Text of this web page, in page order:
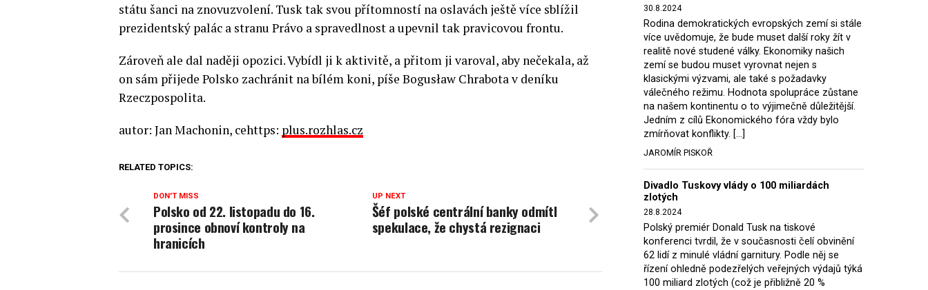
státu šanci na znovuzvolení. Tusk tak svou přítomností na oslavách ještě více sblížil
prezidentský palác a stranu Právo a spravedlnost a upevnil tak pravicovou frontu.
Zároveň ale dal naději opozici. Vybídl ji k aktivitě, a přitom ji varoval, aby nečekala, až
on sám přijede Polsko zachránit na bílém koni, píše Bogusław Chrabota v deníku
Rzeczpospolita.
autor: Jan Machonin, cehttps: plus.rozhlas.cz
RELATED TOPICS:
UP NEXT
Šéf polské centrální banky odmítl
spekulace, že chystá rezignaci
DON'T MISS
Polsko od 22. listopadu do 16.
prosince obnoví kontroly na
hranicích
30.8.2024
Rodina demokratických evropských zemí si stále
více uvědomuje, že bude muset další roky žít v
realitě nové studené války. Ekonomiky našich
zemí se budou muset vyrovnat nejen s
klasickými výzvami, ale také s požadavky
válečného režimu. Hodnota spolupráce zůstane
na našem kontinentu o to výjimečně důležitější.
Jedním z cílů Ekonomického fóra vždy bylo
zmírňovat konflikty. […]
JAROMÍR PISKOŘ
Divadlo Tuskovy vlády o 100 miliardách
zlotých
28.8.2024
Polský premiér Donald Tusk na tiskové
konferenci tvrdil, že v současnosti čelí obvinění
62 lidí z minulé vládní garnitury. Podle něj se
řízení ohledně podezřelých veřejných výdajů týká
100 miliard zlotých (což je přibližně 20 %